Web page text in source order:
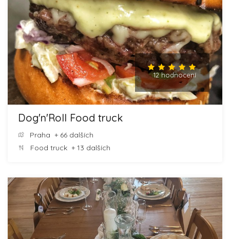
12 hodnocení
Dog'n'Roll Food truck
Praha + 66 dalších
Food truck + 13 dalších